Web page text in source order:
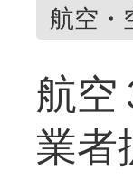
航空・
航
業